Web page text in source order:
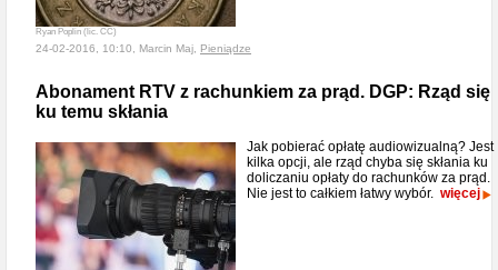
Ryan Poplin (lic. CC)
24-02-2016, 10:10, Marcin Maj, Pieniądze
Abonament RTV z rachunkiem za prąd. DGP: Rząd się
ku temu skłania
Jak pobierać opłatę audiowizualną? Jest
kilka opcji, ale rząd chyba się skłania ku
doliczaniu opłaty do rachunków za prąd.
Nie jest to całkiem łatwy wybór. więcej